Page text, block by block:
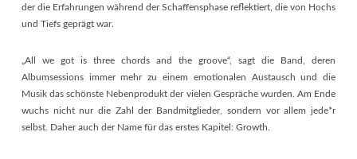
der die Erfahrungen während der Schaffensphase reflektiert, die von Hochs
und Tiefs geprägt war.
„All we got is three chords and the groove“, sagt die Band, deren
Albumsessions immer mehr zu einem emotionalen Austausch und die
Musik das schönste Nebenprodukt der vielen Gespräche wurden. Am Ende
wuchs nicht nur die Zahl der Bandmitglieder, sondern vor allem jede*r
selbst. Daher auch der Name für das erstes Kapitel: Growth.